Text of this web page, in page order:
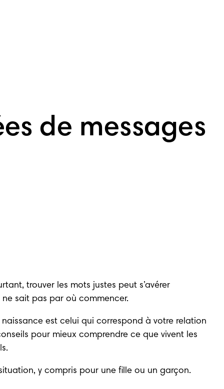
de messages
trouver les mots justes peut s’avérer
sait pas par où commencer.
est celui qui correspond à votre relation
pour mieux comprendre ce que vivent les
.
y compris pour une fille ou un garçon.